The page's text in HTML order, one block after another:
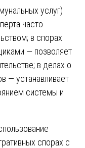
услуг)
часто
в спорах
— позволяет
в делах о
— устанавливает
системы и
спорах с